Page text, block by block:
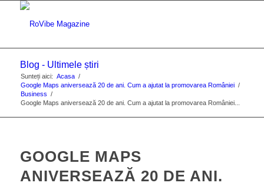
Blog - Ultimele știri
Sunteți aici: Acasa /
Google Maps aniversează 20 de ani. Cum a ajutat la promovarea României /
Business /
Google Maps aniversează 20 de ani. Cum a ajutat la promovarea României...
GOOGLE MAPS
ANIVERSEAZĂ 20 DE ANI.